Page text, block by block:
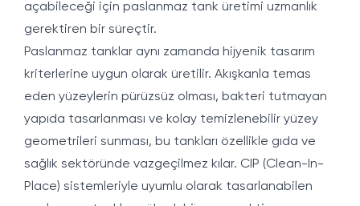
açabileceği için paslanmaz tank üretimi uzmanlık
gerektiren bir süreçtir.
Paslanmaz tanklar aynı zamanda hijyenik tasarım
kriterlerine uygun olarak üretilir. Akışkanla temas
eden yüzeylerin pürüzsüz olması, bakteri tutmayan
yapıda tasarlanması ve kolay temizlenebilir yüzey
geometrileri sunması, bu tankları özellikle gıda ve
sağlık sektöründe vazgeçilmez kılar. CIP (Clean-In-
Place) sistemleriyle uyumlu olarak tasarlanabilen